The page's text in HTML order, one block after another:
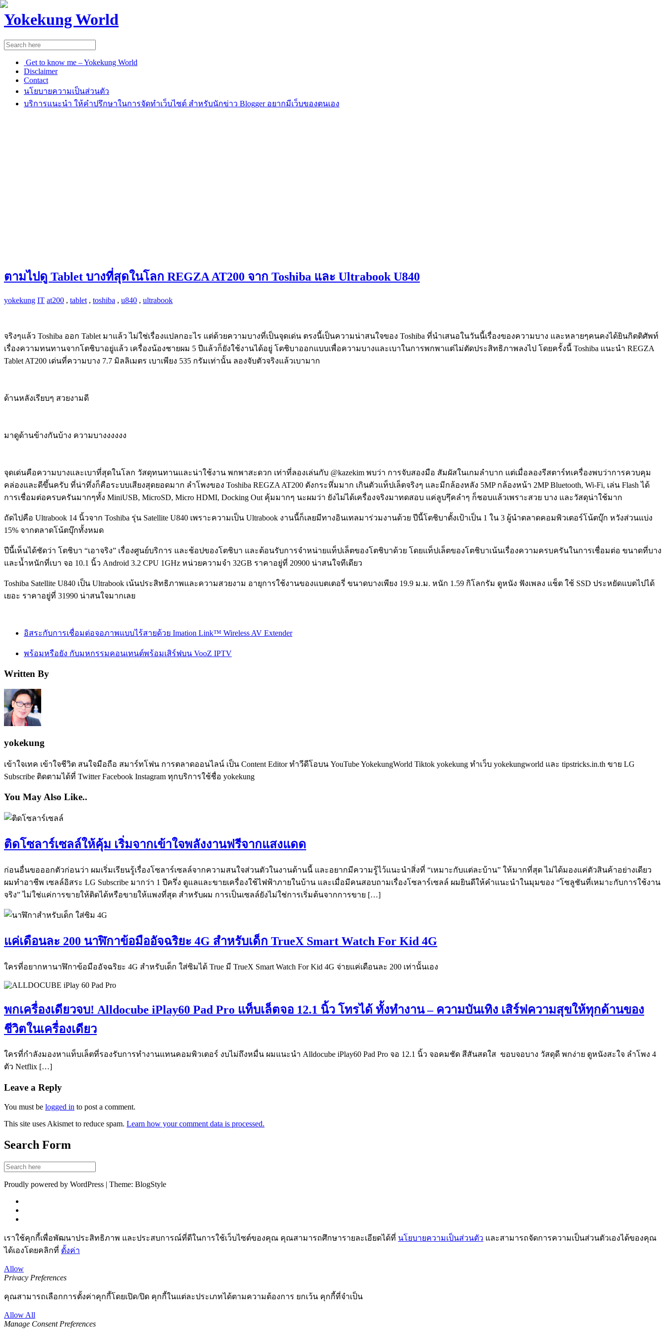
Yokekung World
Get to know me – Yokekung World
Disclaimer
Contact
นโยบายความเป็นส่วนตัว
บริการแนะนำ ให้คำปรึกษาในการจัดทำเว็บไซต์ สำหรับนักข่าว Blogger อยากมีเว็บของตนเอง
ตามไปดู Tablet บางที่สุดในโลก REGZA AT200 จาก Toshiba และ Ultrabook U840
yokekung IT at200 , tablet , toshiba , u840 , ultrabook
จริงๆแล้ว Toshiba ออก Tablet มาแล้ว ไม่ใช่เรื่องแปลกอะไร แต่ด้วยความบางที่เป็นจุดเด่น ตรงนี้เป็นความน่าสนใจของ Toshiba ที่นำเสนอในวันนี้เรื่องของความบาง และหลายๆคนคงได้ยินกิตติศัพท์
เรื่องความทนทานจากโตชิบาอยู่แล้ว เครื่องน้องชายผม 5 ปีแล้วก็ยังใช้งานได้อยู่ โตชิบาออกแบบเพื่อความบางและเบาในการพกพาแต่ไม่ตัดประสิทธิภาพลงไป โดยครั้งนี้ Toshiba แนะนำ REGZA
Tablet AT200 เด่นที่ความบาง 7.7 มิลลิเมตร เบาเพียง 535 กรัมเท่านั้น ลองจับตัวจริงแล้วเบามาก
ด้านหลังเรียบๆ สวยงามดี
มาดูด้านข้างกันบ้าง ความบางงงงงง
จุดเด่นคือความบางและเบาที่สุดในโลก วัสดุทนทานและน่าใช้งาน พกพาสะดวก เท่าที่ลองเล่นกับ @kazekim พบว่า การจับสองมือ สัมผัสในเกมลำบาก แต่เมื่อลองรีสตาร์ทเครื่องพบว่าการควบคุม
คล่องและดีขึ้นครับ ที่น่าทึ่งก็คือระบบเสียงสุดยอดมาก ลำโพงของ Toshiba REGZA AT200 ดังกระหึ่มมาก เกินตัวแท็ปเล็ตจริงๆ และมีกล้องหลัง 5MP กล้องหน้า 2MP Bluetooth, Wi-Fi, เล่น Flash ได้
การเชื่อมต่อครบครันมากๆทั้ง MiniUSB, MicroSD, Micro HDMI, Docking Out คุ้มมากๆ นะผมว่า ยังไม่ได้เครื่องจริงมาทดสอบ แค่ลูบๆึคลำๆ ก็ชอบแล้วเพราะสวย บาง และวัสดุน่าใช้มาก
ถัดไปคือ Ultrabook 14 นิ้วจาก Toshiba รุ่น Satellite U840 เพราะความเป็น Ultrabook งานนี้ก็เลยมีทางอินเทลมาร่วมงานด้วย ปีนี้โตชิบาตั้งเป้าเป็น 1 ใน 3 ผู้นำตลาดคอมพิวเตอร์โน้ตบุ๊ก หวังส่วนแบ่ง
15% จากตลาดโน้ตบุ๊กทั้งหมด
ปีนี้เห็นได้ชัดว่า โตชิบา “เอาจริง” เรื่องศูนย์บริการ และช้อปของโตชิบา และต้อนรับการจำหน่ายแท็ปเล็ตของโตชิบาด้วย โดยแท็ปเล็ตของโตชิบาเน้นเรื่องความครบครันในการเชื่อมต่อ ขนาดที่บาง
และน้ำหนักที่เบา จอ 10.1 นิ้ว Android 3.2 CPU 1GHz หน่วยความจำ 32GB ราคาอยู่ที่ 20900 น่าสนใจทีเดียว
Toshiba Satellite U840 เป็น Ultrabook เน้นประสิทธิภาพและความสวยงาม อายุการใช้งานของแบตเตอรี่ ขนาดบางเพียง 19.9 ม.ม. หนัก 1.59 กิโลกรัม ดูหนัง ฟังเพลง แช็ต ใช้ SSD ประหยัดแบตไปได้
เยอะ ราคาอยู่ที่ 31990 น่าสนใจมากเลย
อิสระกับการเชื่อมต่อจอภาพแบบไร้สายด้วย Imation Link™ Wireless AV Extender
พร้อมหรือยัง กับมหกรรมคอนเทนต์พร้อมเสิร์ฟบน VooZ IPTV
Written By
yokekung
เข้าใจเทค เข้าใจชีวิต สนใจมือถือ สมาร์ทโฟน การตลาดออนไลน์ เป็น Content Editor ทำวีดีโอบน YouTube YokekungWorld Tiktok yokekung ทำเว็บ yokekungworld และ tipstricks.in.th ขาย LG
Subscribe ติดตามได้ที่ Twitter Facebook Instagram ทุกบริการใช้ชื่อ yokekung
You May Also Like..
ติดโซลาร์เซลล์ให้คุ้ม เริ่มจากเข้าใจพลังงานฟรีจากแสงแดด
ก่อนอื่นขอออกตัวก่อนว่า ผมเริ่มเรียนรู้เรื่องโซลาร์เซลล์จากความสนใจส่วนตัวในงานด้านนี้ และอยากมีความรู้ไว้แนะนำสิ่งที่ “เหมาะกับแต่ละบ้าน” ให้มากที่สุด ไม่ได้มองแค่ตัวสินค้าอย่างเดียว
ผมทำอาชีพ เซลล์อิสระ LG Subscribe มากว่า 1 ปีครึ่ง ดูแลและขายเครื่องใช้ไฟฟ้าภายในบ้าน และเมื่อมีคนสอบถามเรื่องโซลาร์เซลล์ ผมยินดีให้คำแนะนำในมุมของ “โซลูชันที่เหมาะกับการใช้งาน
จริง” ไม่ใช่แค่การขายให้ติดได้หรือขายให้แพงที่สุด สำหรับผม การเป็นเซลล์ยังไม่ใช่การเริ่มต้นจากการขาย […]
แค่เดือนละ 200 นาฬิกาข้อมืออัจฉริยะ 4G สำหรับเด็ก TrueX Smart Watch For Kid 4G
ใครที่อยากหานาฬิกาข้อมืออัจฉริยะ 4G สำหรับเด็ก ใส่ซิมได้ True มี TrueX Smart Watch For Kid 4G จ่ายแค่เดือนละ 200 เท่านั้นเอง
พกเครื่องเดียวจบ! Alldocube iPlay60 Pad Pro แท็บเล็ตจอ 12.1 นิ้ว โทรได้ ทั้งทำงาน – ความบันเทิง เสิร์ฟความสุขให้ทุกด้านของ
ชีวิตในเครื่องเดียว
ใครที่กำลังมองหาแท็บเล็ตที่รองรับการทำงานแทนคอมพิวเตอร์ งบไม่ถึงหมื่น ผมแนะนำ Alldocube iPlay60 Pad Pro จอ 12.1 นิ้ว จอคมชัด สีสันสดใส ขอบจอบาง วัสดุดี พกง่าย ดูหนังสะใจ ลำโพง 4
ตัว Netflix […]
Leave a Reply
You must be logged in to post a comment.
This site uses Akismet to reduce spam. Learn how your comment data is processed.
Search Form
Proudly powered by WordPress | Theme: BlogStyle
เราใช้คุกกี้เพื่อพัฒนาประสิทธิภาพ และประสบการณ์ที่ดีในการใช้เว็บไซต์ของคุณ คุณสามารถศึกษารายละเอียดได้ที่ นโยบายความเป็นส่วนตัว และสามารถจัดการความเป็นส่วนตัวเองได้ของคุณ
ได้เองโดยคลิกที่ ตั้งค่า
Allow
Privacy Preferences
คุณสามารถเลือกการตั้งค่าคุกกี้โดยเปิด/ปิด คุกกี้ในแต่ละประเภทได้ตามความต้องการ ยกเว้น คุกกี้ที่จำเป็น
Allow All
Manage Consent Preferences